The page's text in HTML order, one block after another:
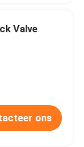
Valve
ons